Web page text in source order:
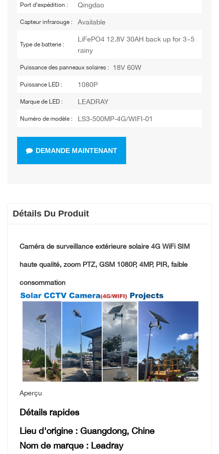
Port d'expédition : Qingdao
Capteur infrarouge : Available
Type de batterie :
LiFePO4 12.8V 30AH back up for 3~5
rainy
Puissance des panneaux solaires : 18V 60W
Puissance LED : 1080P
Marque de LED : LEADRAY
Numéro de modèle : LS3-500MP-4G/WIFI-01
DEMANDE MAINTENANT
Détails Du Produit
Caméra de surveillance extérieure solaire 4G WiFi SIM
haute qualité, zoom PTZ, GSM 1080P, 4MP, PIR, faible
consommation
Aperçu
Détails rapides
Lieu d'origine : Guangdong, Chine
Nom de marque : Leadray